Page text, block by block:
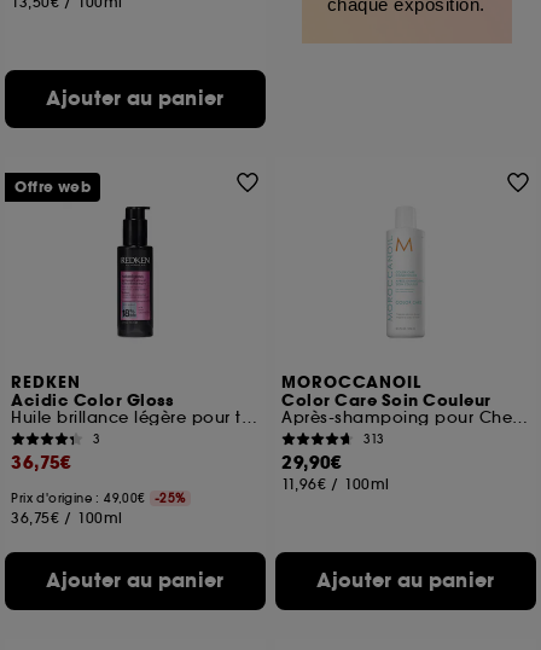
Ajouter au panier
chaque exposition.
REDKEN
Acidic Color Gloss
Huile brillance légère pour tous types de cheveux
3
36,75€
Prix d'origine : 49,00€ -25%
36,75€ / 100ml
Ajouter au panier
Offre web
MOROCCANOIL
Color Care Soin Couleur
Après-shampoing pour Cheveux Colorés
313
29,90€
11,96€ / 100ml
Ajouter au panier